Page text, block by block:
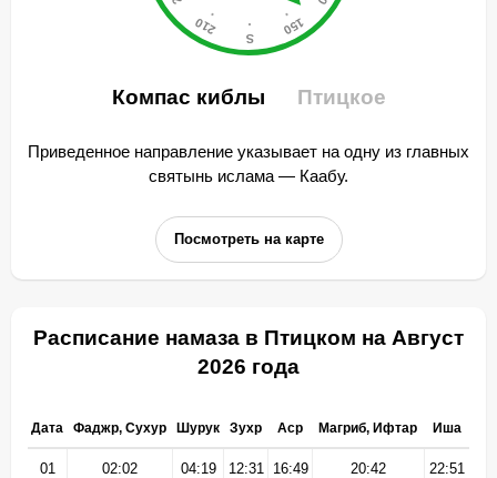
Компас киблы Птицкое
Приведенное направление указывает на одну из главных
святынь ислама — Каабу.
Посмотреть на карте
Расписание намаза в Птицком на Август
2026 года
Дата Фаджр, Сухур Шурук Зухр Аср Магриб, Ифтар Иша
01 02:02 04:19 12:31 16:49 20:42 22:51